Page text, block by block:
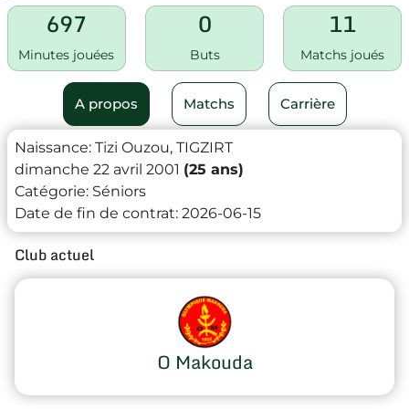
697
Minutes jouées
0
Buts
11
Matchs joués
A propos Matchs Carrière
Naissance: Tizi Ouzou, TIGZIRT
dimanche 22 avril 2001 (25 ans)
Catégorie: Séniors
Date de fin de contrat: 2026-06-15
Club actuel
O Makouda